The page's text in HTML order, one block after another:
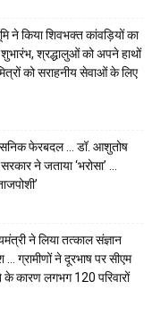
ने किया शिवभक्त कांवड़ियों का
श्रद्धालुओं को अपने हाथों
को सराहनीय सेवाओं के लिए
फेरबदल … डॉ. आशुतोष
ने जताया ‘भरोसा’ …
ने लिया तत्काल संज्ञान
ग्रामीणों ने दूरभाष पर सीएम
के कारण लगभग 120 परिवारों